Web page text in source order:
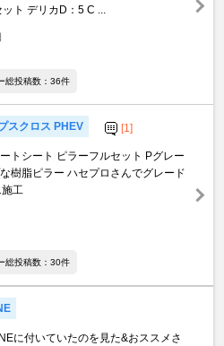
ト デリカD：5 C ...
総投稿数：36件
スクロス PHEV [1]
トシート ピラーフルセット Pグレー
樹脂ピラー ハセプロさんでグレード
工
総投稿数：30件
に付いていたのを見た&おススメさ